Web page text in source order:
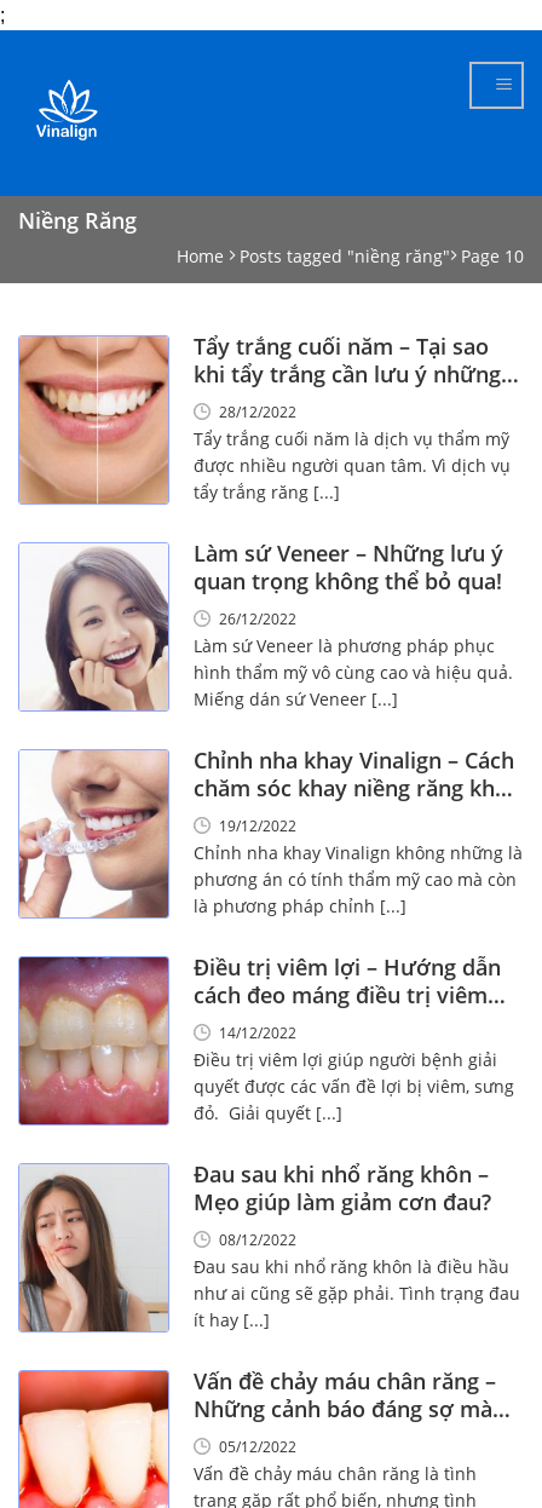
;
content
Niềng Răng
Home Posts tagged "niềng răng" Page 10
Tẩy trắng cuối năm – Tại sao
khi tẩy trắng cần lưu ý những
điều này!
28/12/2022
Tẩy trắng cuối năm là dịch vụ thẩm mỹ
được nhiều người quan tâm. Vì dịch vụ
tẩy trắng răng [...]
Làm sứ Veneer – Những lưu ý
quan trọng không thể bỏ qua!
26/12/2022
Làm sứ Veneer là phương pháp phục
hình thẩm mỹ vô cùng cao và hiệu quả.
Miếng dán sứ Veneer [...]
Chỉnh nha khay Vinalign – Cách
chăm sóc khay niềng răng khay
trong suốt!
19/12/2022
Chỉnh nha khay Vinalign không những là
phương án có tính thẩm mỹ cao mà còn
là phương pháp chỉnh [...]
Điều trị viêm lợi – Hướng dẫn
cách đeo máng điều trị viêm
lợi?14/12/2022
Điều trị viêm lợi giúp người bệnh giải
quyết được các vấn đề lợi bị viêm, sưng
đỏ. Giải quyết [...]
Đau sau khi nhổ răng khôn –
Mẹo giúp làm giảm cơn đau?
08/12/2022
Đau sau khi nhổ răng khôn là điều hầu
như ai cũng sẽ gặp phải. Tình trạng đau
ít hay [...]
Vấn đề chảy máu chân răng –
Những cảnh báo đáng sợ mà
bạn cần biết!
05/12/2022
Vấn đề chảy máu chân răng là tình
trạng gặp rất phổ biến, nhưng tình